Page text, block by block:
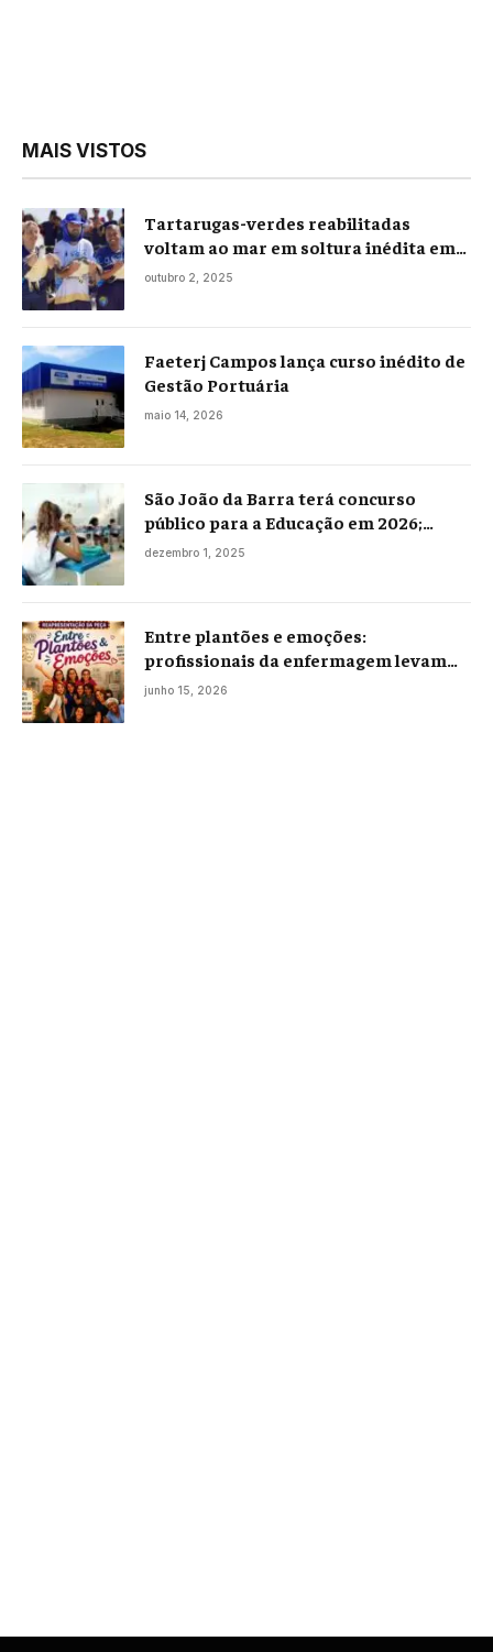
MAIS VISTOS
Tartarugas-verdes reabilitadas
voltam ao mar em soltura inédita em
Praia Seca
outubro 2, 2025
Faeterj Campos lança curso inédito de
Gestão Portuária
maio 14, 2026
São João da Barra terá concurso
público para a Educação em 2026;
projeto já está na Câmara
dezembro 1, 2025
Entre plantões e emoções:
profissionais da enfermagem levam
histórias reais ao palco em Campos
junho 15, 2026